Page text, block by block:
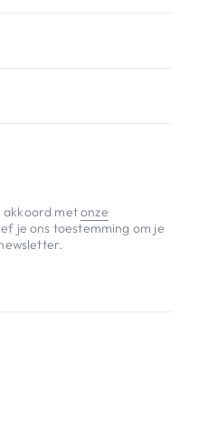
akkoord metonze
je ons toestemming om je